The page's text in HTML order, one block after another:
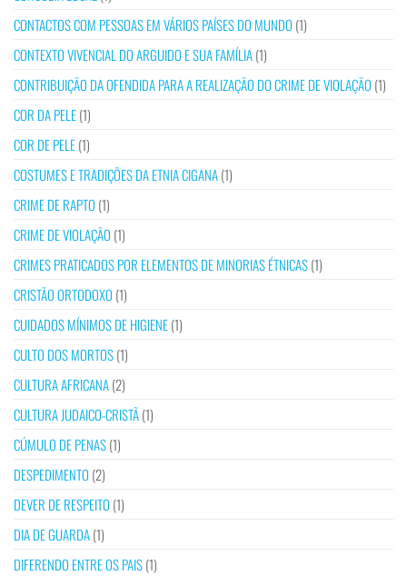
CONTACTOS COM PESSOAS EM VÁRIOS PAÍSES DO MUNDO (1)
CONTEXTO VIVENCIAL DO ARGUIDO E SUA FAMÍLIA(1)
CONTRIBUIÇÃO DA OFENDIDA PARA A REALIZAÇÃO DO CRIME DE VIOLAÇÃO (1)
COR DA PELE(1)
COR DE PELE(1)
COSTUMES E TRADIÇÕES DA ETNIA CIGANA(1)
CRIME DE RAPTO (1)
CRIME DE VIOLAÇÃO (1)
CRIMES PRATICADOS POR ELEMENTOS DE MINORIAS ÉTNICAS(1)
CRISTÃO ORTODOXO (1)
CUIDADOS MÍNIMOS DE HIGIENE(1)
CULTO DOS MORTOS(1)
CULTURA AFRICANA(2)
CULTURA JUDAICO-CRISTÃ(1)
CÚMULO DE PENAS(1)
DESPEDIMENTO (2)
DEVER DE RESPEITO (1)
DIA DE GUARDA(1)
DIFERENDO ENTRE OS PAIS(1)